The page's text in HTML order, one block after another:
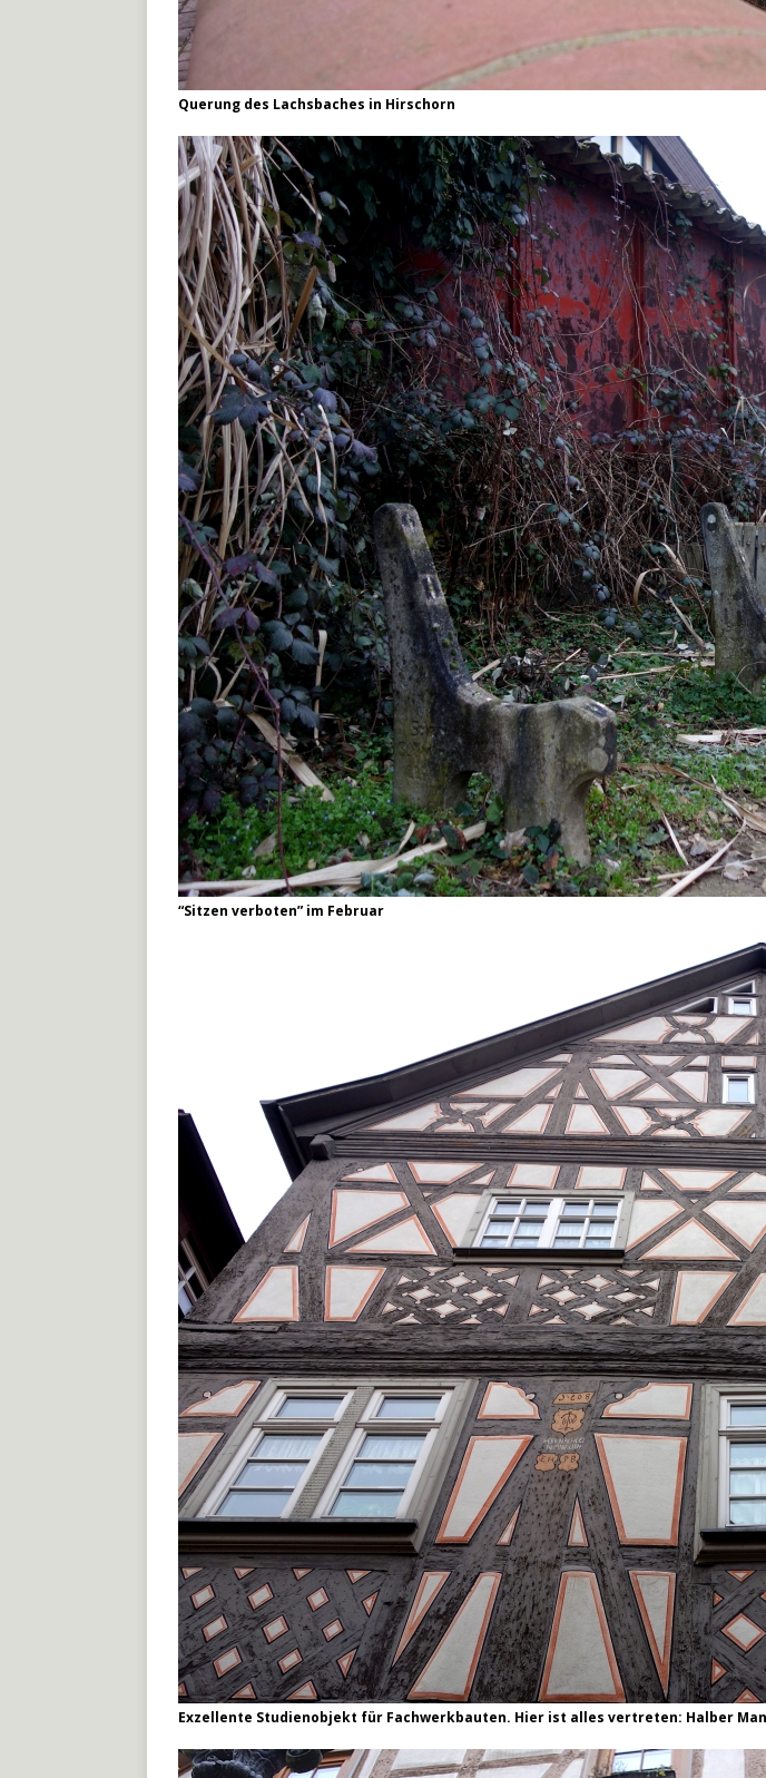
Querung des Lachsbaches in Hirschorn
“Sitzen verboten” im Februar
Exzellente Studienobjekt für Fachwerkbauten. Hier ist alles vertreten: Halber